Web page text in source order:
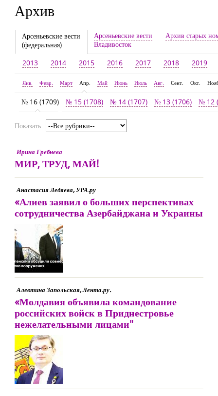
Архив
Арсеньевские вести
(федеральная)
Арсеньевские вести
Владивосток
Архив старых
2013 2014 2015 2016 2017 2018 2019
Янв. Февр. Март Апр. Май Июнь Июль Авг. Сент. Окт.
№ 16 (1709) № 15 (1708) № 14 (1707) № 13 (1706) № 12
Показать
Ирина Гребнева
МИР, ТРУД, МАЙ!
Анастасия Ледяева, УРА.ру
«Алиев заявил о больших перспективах
сотрудничества Азербайджана и Украины
Алевтина Запольская, Лента.ру.
«Молдавия объявила командование
российских войск в Приднестровье
нежелательными лицами"